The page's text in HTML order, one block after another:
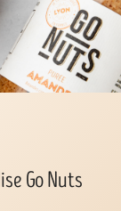
Go Nuts